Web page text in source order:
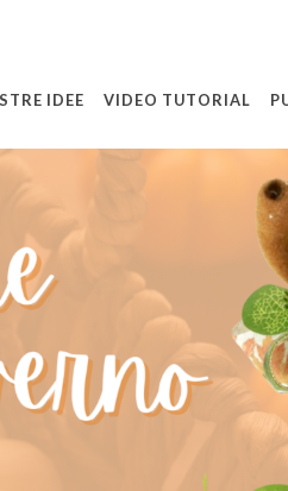
IDEE VIDEO TUTORIAL